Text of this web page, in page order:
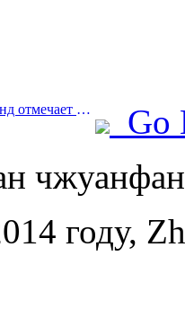
Prev:Шанхайский Диснейленд отмечает свою 10-летнюю годовщину, приняв на сегодняшний день более 100 миллионов посетителей.
Go
году,